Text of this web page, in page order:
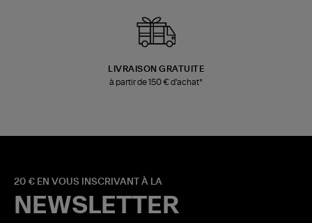
LIVRAISON GRATUITE
à partir de 150 € d'achat*
20 € EN VOUS INSCRIVANT À LA
NEWSLETTER